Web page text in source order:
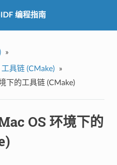
IDF 编程指南
»
具链 (CMake)
»
下的工具链 (CMake)
OS 环境下的